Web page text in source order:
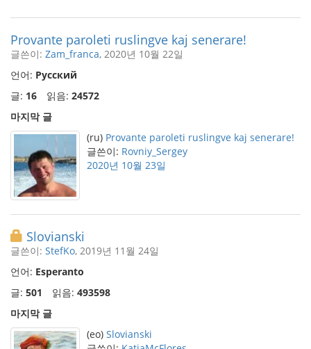
Provante paroleti ruslingve kaj senerare!
글쓴이: Zam_franca, 2020년 10월 22일
언어: Русский
글: 16 읽음: 24572
마지막 글
(ru) Provante paroleti ruslingve kaj senerare!
글쓴이: Rovniy_Sergey
2020년 10월 23일
Slovianski
글쓴이: StefKo, 2019년 11월 24일
언어: Esperanto
글: 501 읽음: 493598
마지막 글
(eo) Slovianski